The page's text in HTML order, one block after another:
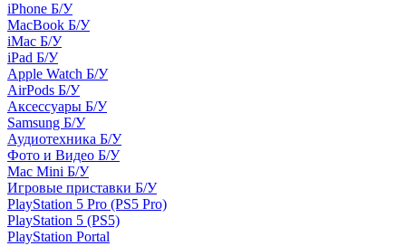
iPhone Б/У
MacBook Б/У
iMac Б/У
iPad Б/У
Apple Watch Б/У
AirPods Б/У
Аксессуары Б/У
Samsung Б/У
Аудиотехника Б/У
Фото и Видео Б/У
Mac Mini Б/У
Игровые приставки Б/У
PlayStation 5 Pro (PS5 Pro)
PlayStation 5 (PS5)
PlayStation Portal